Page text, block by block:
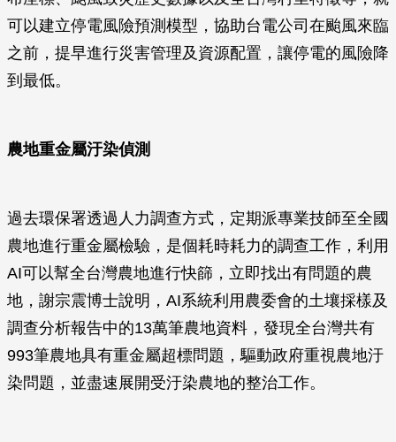
可以建立停電風險預測模型，協助台電公司在颱風來臨
之前，提早進行災害管理及資源配置，讓停電的風險降
到最低。
農地重金屬汙染偵測
過去環保署透過人力調查方式，定期派專業技師至全國
農地進行重金屬檢驗，是個耗時耗力的調查工作，利用
AI可以幫全台灣農地進行快篩，立即找出有問題的農
地，謝宗震博士說明，AI系統利用農委會的土壤採樣及
調查分析報告中的13萬筆農地資料，發現全台灣共有
993筆農地具有重金屬超標問題，驅動政府重視農地汙
染問題，並盡速展開受汙染農地的整治工作。